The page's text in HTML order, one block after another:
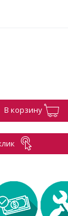
В корзину